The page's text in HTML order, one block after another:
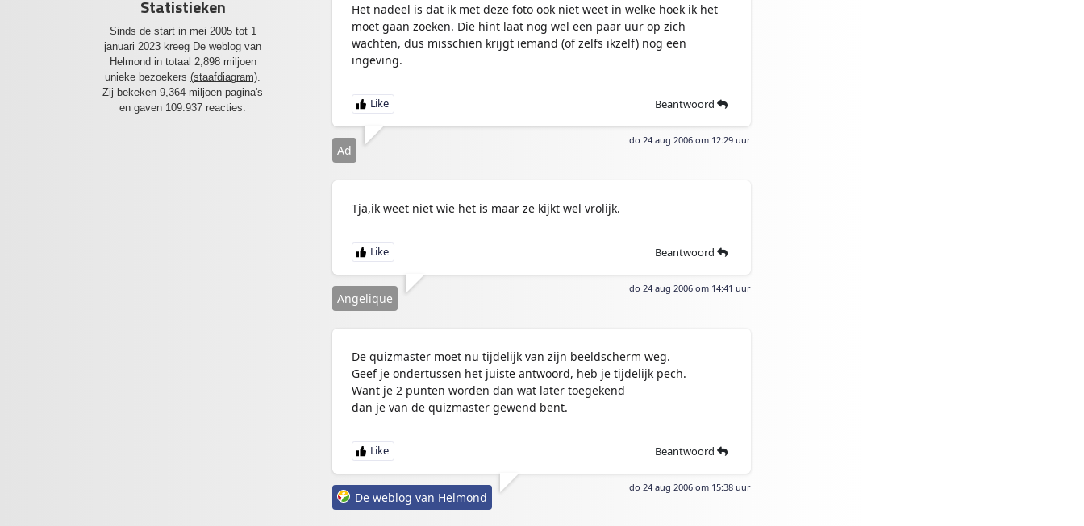
Statistieken
Sinds de start in mei 2005 tot 1
januari 2023 kreeg De weblog van
Helmond in totaal 2,898 miljoen
unieke bezoekers (staafdiagram)
Zij bekeken 9,364 miljoen pagina's
en gaven 109.937 reacties.
Het nadeel is dat ik met deze foto ook niet weet in welke hoek ik het
moet gaan zoeken. Die hint laat nog wel een paar uur op zich
wachten, dus misschien krijgt iemand (of zelfs ikzelf) nog een
ingeving.
Beantwoord
do 24 aug 2006 om 12:29 uur
Ad
Tja,ik weet niet wie het is maar ze kijkt wel vrolijk.
Beantwoord
do 24 aug 2006 om 14:41 uur
Angelique
De quizmaster moet nu tijdelijk van zijn beeldscherm weg.
Geef je ondertussen het juiste antwoord, heb je tijdelijk pech.
Want je 2 punten worden dan wat later toegekend
dan je van de quizmaster gewend bent.
Beantwoord
do 24 aug 2006 om 15:38 uur
De weblog van Helmond